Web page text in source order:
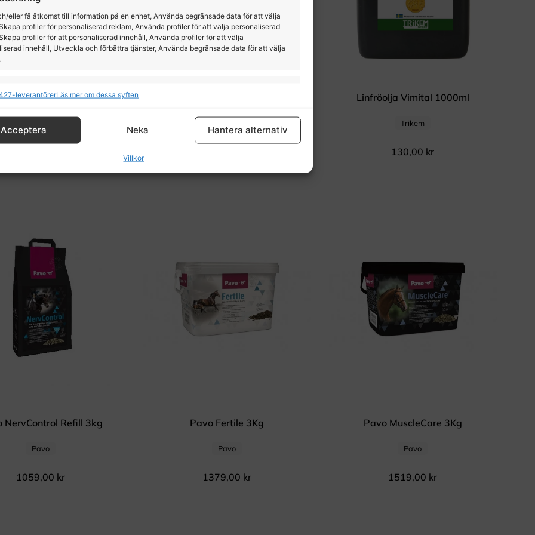
eller få åtkomst till information på en enhet, Använda begränsade data för att välja
profiler för personaliserad reklam, Använda profiler för att välja personaliserad
profiler för att personaliserad innehåll, Använda profiler för att välja
innehåll, Utveckla och förbättra tjänster, Använda begränsade data för att välja
på information som överförs automatiskt.
säkerhet, förhindra och upptäcka bedrägerier samt
fel, Leverera och visa reklam och innehåll, Spara och
dina integritetsval.
leverantörerLäs mer om dessa syften
Acceptera Neka Hantera alternativ
Villkor
LinseedOil, 1L Linfröolja Vimital 1000ml
Trikem
130,00 kr
NervControl Refill 3kg
Pavo
1059,00 kr
Pavo Fertile 3Kg
Pavo
1379,00 kr
Pavo MuscleCare 3Kg
Pavo
1519,00 kr